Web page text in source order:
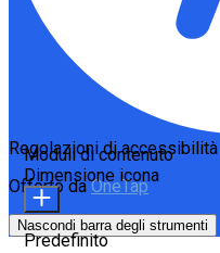
Regolazioni di accessibilità
Offerto daOneTap
Nascondi barra degli strumenti
Moduli di contenuto
Dimensione icona
Predefinito